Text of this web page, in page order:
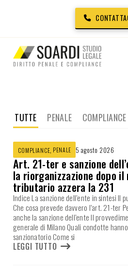
TUTTE PENALE COMPLIANCE
COMPLIANCE, PENALE 5 agosto 2026
Art. 21-ter e sanzione
la riorganizzazione dopo
tributario azzera la 231
Indice La sanzione dell’ente in sintesi Il
Che cosa prevede davvero l’art. 21-ter
anche la sanzione dell’ente Il
generale di Milano Quali condotte
sanzionatorio Come si
LEGGI TUTTO